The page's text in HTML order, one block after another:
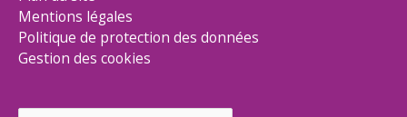
Mentions légales
Politique de protection des données
Gestion des cookies